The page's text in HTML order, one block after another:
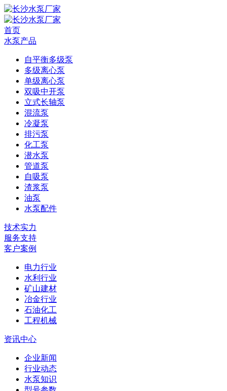
首页
水泵产品
自平衡多级泵
多级离心泵
单级离心泵
双吸中开泵
立式长轴泵
混流泵
冷凝泵
排污泵
化工泵
潜水泵
管道泵
自吸泵
渣浆泵
油泵
水泵配件
技术实力
服务支持
客户案例
电力行业
水利行业
矿山建材
冶金行业
石油化工
工程机械
资讯中心
企业新闻
行业动态
水泵知识